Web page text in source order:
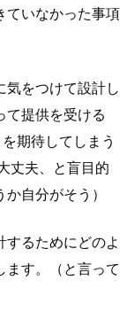
ていなかった事項
気をつけて設計し
て提供を受ける
期待してしまう
丈夫、と盲目的
自分がそう）
るためにどのよ
ます。（と言って